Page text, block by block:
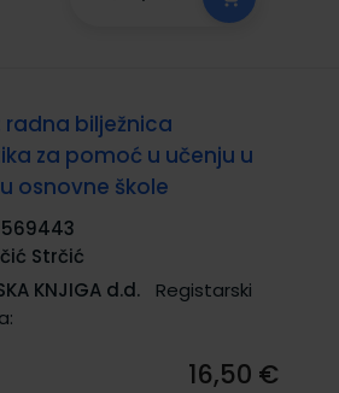
radna bilježnica
za pomoć u učenju u
osnovne škole
569443
Strčić
KNJIGA d.d.
Registarski
16,50 €